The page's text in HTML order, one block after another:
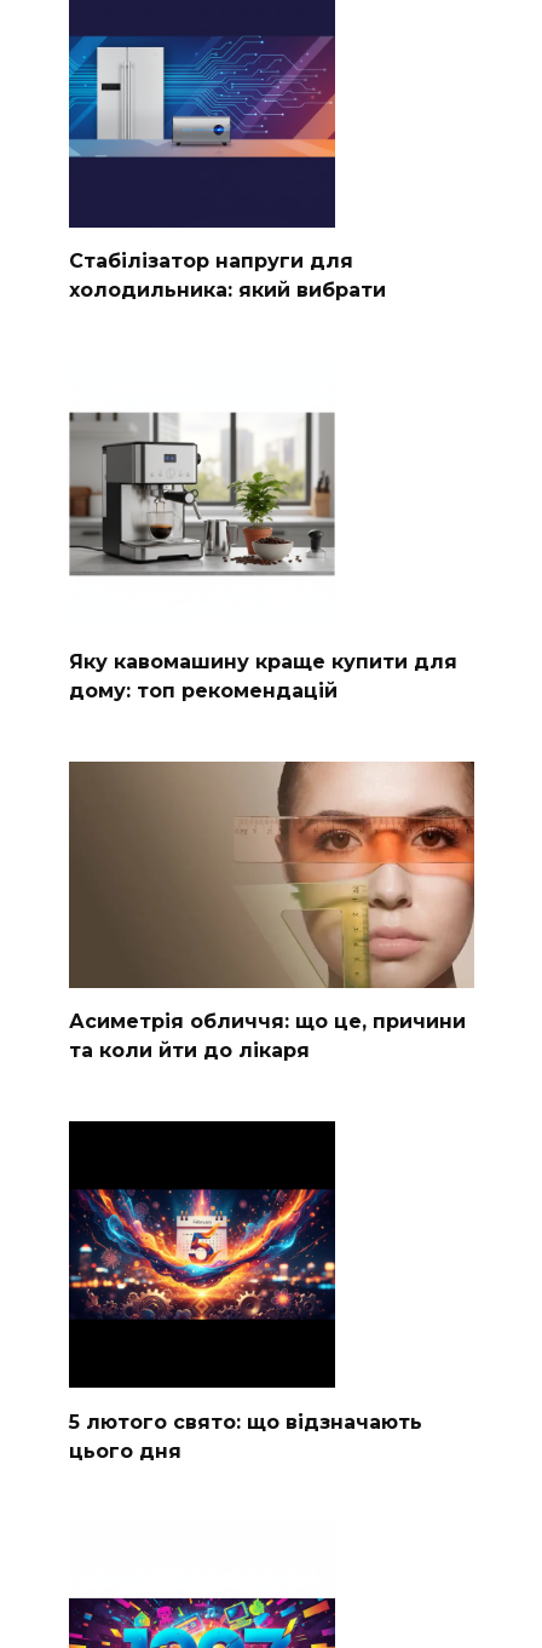
Стабілізатор напруги для
холодильника: який вибрати
Яку кавомашину краще купити для
дому: топ рекомендацій
Асиметрія обличчя: що це, причини
та коли йти до лікаря
5 лютого свято: що відзначають
цього дня